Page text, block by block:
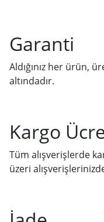
Garanti
Aldığınız her ürün,
altındadır.
Kargo
Tüm alışverişlerde
üzeri